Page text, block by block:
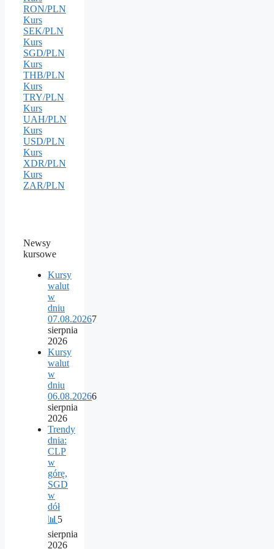
RON/PLN
Kurs
SEK/PLN
Kurs
SGD/PLN
Kurs
THB/PLN
Kurs
TRY/PLN
Kurs
UAH/PLN
Kurs
USD/PLN
Kurs
XDR/PLN
Kurs
ZAR/PLN
Newsy
kursowe
Kursy
walut
w
dniu
07.08.20267
sierpnia
2026
Kursy
walut
w
dniu
06.08.20266
sierpnia
2026
Trendy
dnia:
CLP
w
górę,
SGD
w
dół
📊 5
sierpnia
2026